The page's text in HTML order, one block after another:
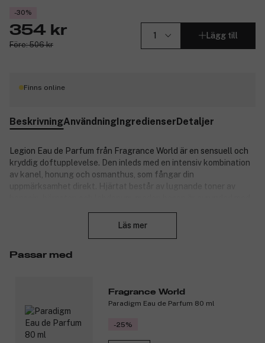
-30%
354 kr
Före: 506 kr
Lägg till
Finns online
BeskrivningAnvändningIngredienserDetaljer
Legion Eau de Parfum från Fragrance World är en sensuell och
kryddig doftupplevelse. Den inleds med en intensiv kombination
av kanel, honung och osmanthus, som fångar din
uppmärksamhet direkt. Hjärtat består av lugnande toner av
finish. Parfymen passar bra för både dagar och kvällar och ger
Produktnummer:
Läs mer
Passar med
Fragrance World
Paradigm Eau de Parfum 80 ml
-25%